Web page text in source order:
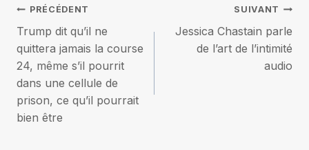
Navigation
de
l’article
PRÉCÉDENT
Trump dit qu’il ne
quittera jamais la course
24, même s’il pourrit
dans une cellule de
prison, ce qu’il pourrait
bien être
SUIVANT
Jessica Chastain parle
de l’art de l’intimité
audio